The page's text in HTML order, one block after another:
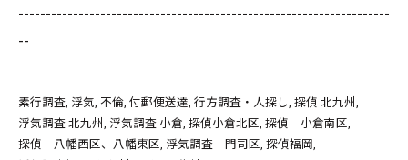
--------------------------------------------------------------------
--
素行調査 浮気 不倫 付郵便送達 行方調査・人探し 探偵 北九州
浮気調査 北九州
浮気調査 小倉 探偵小倉北区 探偵 小倉南区
探偵 八幡西区、八幡東区 浮気調査 門司区 探偵福岡